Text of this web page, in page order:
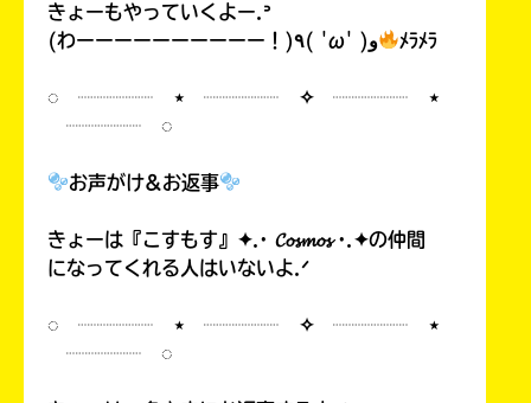
きょーもやっていくよー.ᐣ
(わーーーーーーーーーー！)٩( 'ω' )و
ﾒﾗﾒﾗ
◌ ┈┈┈┈ ⋆ ┈┈┈┈ ✧ ┈┈┈┈ ⋆
┈┈┈┈ ◌
お声がけ&お返事
きょーは『こすもす』✦.· 𝓒𝓸𝓼𝓶𝓸𝓼 ·.✦の仲間
になってくれる人はいないよ.ᐟ
◌ ┈┈┈┈ ⋆ ┈┈┈┈ ✧ ┈┈┈┈ ⋆
┈┈┈┈ ◌